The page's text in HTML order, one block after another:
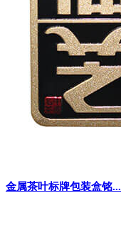
金属茶叶标牌包装盒铭...